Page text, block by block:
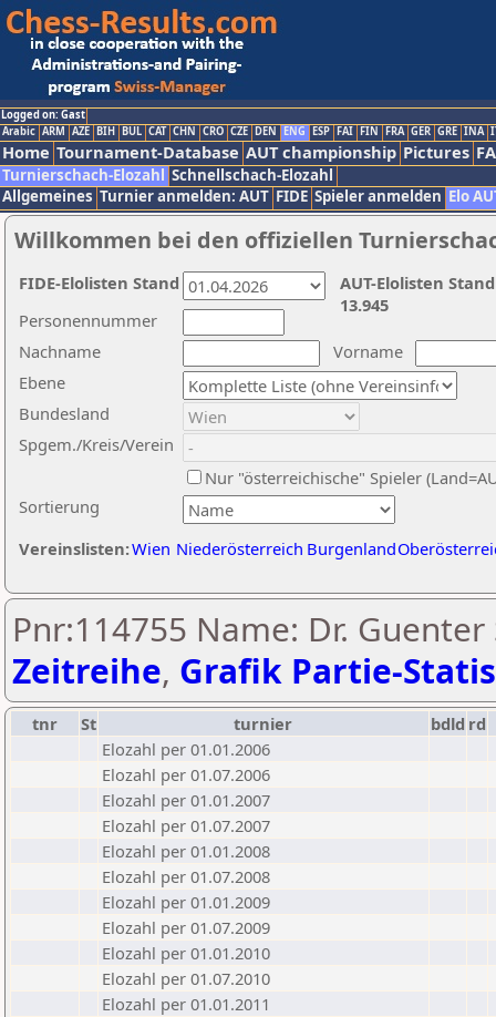
Logged on: Gast
Arabic ARM AZE BIH BUL CAT CHN CRO CZE DEN ENG ESP FAI FIN FRA GER GRE INA
Home Tournament-Database AUT championship Pictures
Turnierschach-Elozahl Schnellschach-Elozahl
Allgemeines Turnier anmelden: AUT FIDE Spieler anmelden Elo
Willkommen bei den offiziellen
Nachname
Vorname
Ebene
Sortierung
Personennummer
Bundesland
Spgem./Kreis/Verein
Nur "österreichische" Spieler
Vereinslisten:Wien Niederösterreich Burgenland
AUT-Elolisten
13.945
FIDE-Elolisten Stand
Pnr:114755 Name: Dr.
Zeitreihe, Grafik Partie-
tnr St turnier bdld rd
Elozahl per 01.01.2006
Elozahl per 01.07.2006
Elozahl per 01.01.2007
Elozahl per 01.07.2007
Elozahl per 01.01.2008
Elozahl per 01.07.2008
Elozahl per 01.01.2009
Elozahl per 01.07.2009
Elozahl per 01.01.2010
Elozahl per 01.07.2010
Elozahl per 01.01.2011